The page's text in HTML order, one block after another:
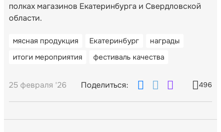
полках магазинов Екатеринбурга и Свердловской
области.
мясная продукция Екатеринбург
награды
итоги мероприятия
фестиваль качества
25 февраля '26 Поделиться: 496